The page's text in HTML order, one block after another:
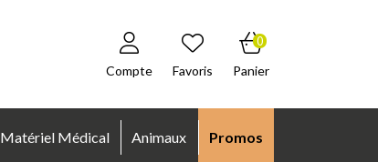
Compte Favoris Panier
0
Matériel Médical Animaux Promos